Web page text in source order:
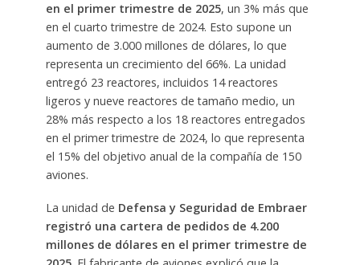
en el primer trimestre de 2025, un 3% más que
en el cuarto trimestre de 2024. Esto supone un
aumento de 3.000 millones de dólares, lo que
representa un crecimiento del 66%. La unidad
entregó 23 reactores, incluidos 14 reactores
ligeros y nueve reactores de tamaño medio, un
28% más respecto a los 18 reactores entregados
en el primer trimestre de 2024, lo que representa
el 15% del objetivo anual de la compañía de 150
aviones.
La unidad de Defensa y Seguridad de Embraer
registró una cartera de pedidos de 4.200
millones de dólares en el primer trimestre de